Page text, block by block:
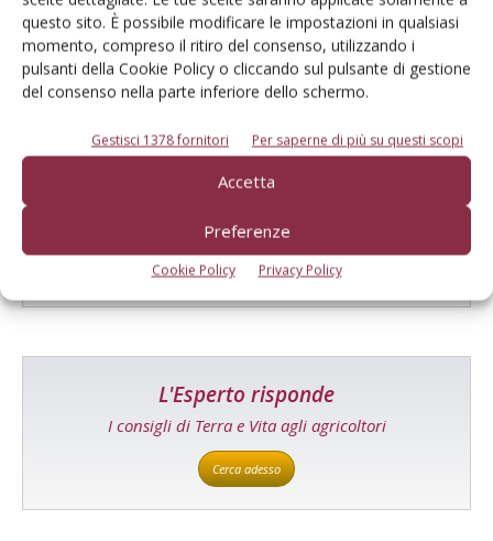
questo sito. È possibile modificare le impostazioni in qualsiasi
momento, compreso il ritiro del consenso, utilizzando i
pulsanti della Cookie Policy o cliccando sul pulsante di gestione
del consenso nella parte inferiore dello schermo.
Gestisci 1378 fornitori Per saperne di più su questi scopi
Accetta
Preferenze
Cookie Policy Privacy Policy
Catalogo Aziende e Prodotti
Un modo semplice per cercare un'azienda o un
prodotto!
Cerca adesso
L'Esperto risponde
I consigli di Terra e Vita agli agricoltori
Cerca adesso